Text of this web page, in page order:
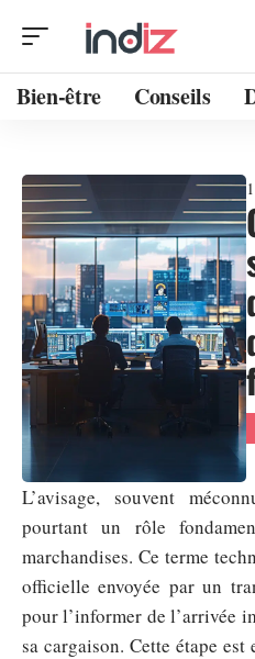
Bien-être Conseils
L’avisage, souvent
pourtant un rôle
marchandises. Ce terme
officielle envoyée par un
pour l’informer de l’arrivée
sa cargaison. Cette étape